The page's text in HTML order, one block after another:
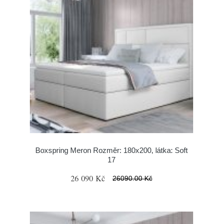
Boxspring Meron Rozměr: 180x200, látka: Soft
17
26 090 Kč 26090.00 Kč